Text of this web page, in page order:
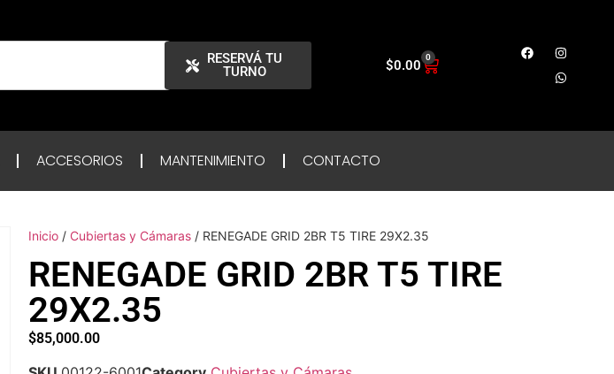
RESERVÁ TU
TURNO
$0.00 0
ACCESORIOS MANTENIMIENTO CONTACTO
Inicio / Cubiertas y Cámaras / RENEGADE GRID 2BR T5 TIRE 29X2.35
RENEGADE GRID 2BR T5 TIRE
29X2.35
$85,000.00